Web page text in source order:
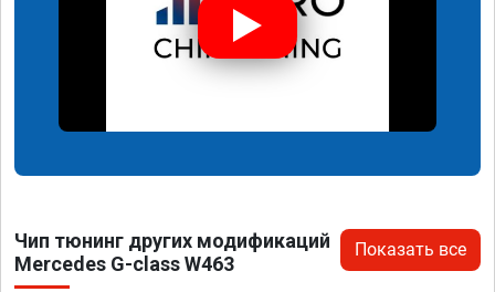
Чип тюнинг других модификаций
Mercedes G-class W463
Показать все